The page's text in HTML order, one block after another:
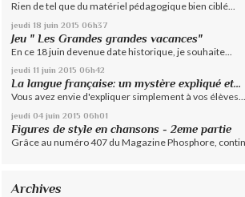
Rien de tel que du matériel pédagogique bien ciblé...
jeudi 18 juin 2015 06h37
Jeu " Les Grandes grandes vacances"
En ce 18 juin devenue date historique, je souhaite...
jeudi 11 juin 2015 06h42
La langue française: un mystère expliqué et...
Vous avez envie d'expliquer simplement à vos élèves...
jeudi 04 juin 2015 06h01
Figures de style en chansons - 2eme partie
Grâce au numéro 407 du Magazine Phosphore,
Archives